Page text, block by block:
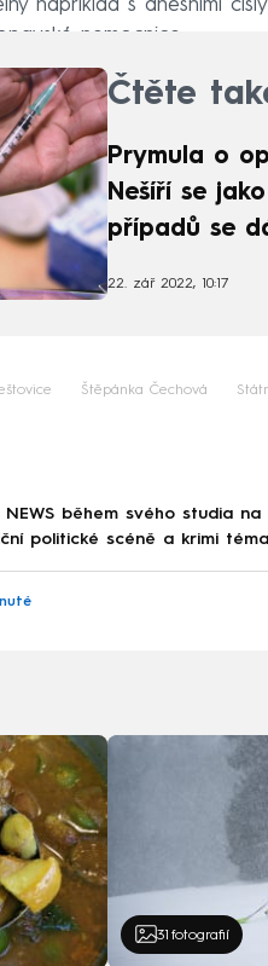
například s dnešními
nemocnice.
Čtěte
Prymula o
Nešíří se
případů se
22. zář 2022, 10:17
Štěpánka Čechová
během svého studia
politické scéně a krimi
31 fotografií